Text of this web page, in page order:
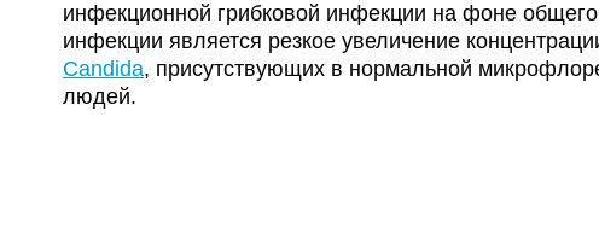
инфекционной грибковой инфекции на фоне
инфекции является резкое увеличение
Candida, присутствующих в нормальной
людей.